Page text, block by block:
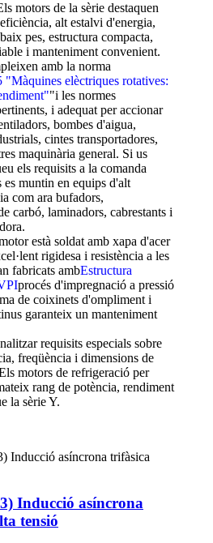
motors de la sèrie destaquen
alt estalvi d'energia,
pes, estructura compacta,
i manteniment convenient.
amb la norma
"Màquines elèctriques rotatives:
"i les normes
i adequat per accionar
bombes d'aigua,
cintes transportadores,
maquinària general. Si us
els requisits a la comanda
es muntin en equips d'alt
com ara bufadors,
carbó, laminadors, cabrestants i
està soldat amb xapa d'acer
rigidesa i resistència a les
fabricats ambEstructura
procés d'impregnació a pressió
de coixinets d'ompliment i
garanteix un manteniment
requisits especials sobre
freqüència i dimensions de
motors de refrigeració per
rang de potència, rendiment
la sèrie Y.
Inducció asíncrona
tensió